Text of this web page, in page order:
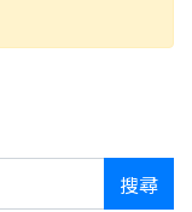
搜尋